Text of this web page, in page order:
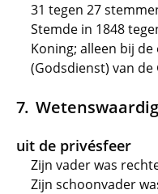
31 tegen 27
Stemde in 1848
Koning; alleen bij de
(Godsdienst) van
uit de privésfeer
Zijn vader was
Zijn schoonvader